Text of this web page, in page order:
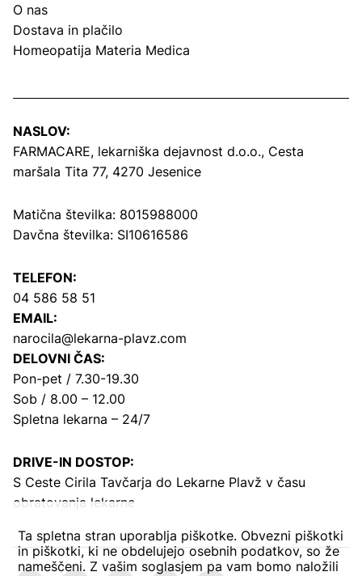
O nas
Dostava in plačilo
Homeopatija Materia Medica
NASLOV:
FARMACARE, lekarniška dejavnost d.o.o., Cesta
maršala Tita 77, 4270 Jesenice
Matična številka: 8015988000
Davčna številka: SI10616586
TELEFON:
04 586 58 51
EMAIL:
narocila@lekarna-plavz.com
DELOVNI ČAS:
Pon-pet / 7.30-19.30
Sob / 8.00 – 12.00
Spletna lekarna – 24/7
DRIVE-IN DOSTOP:
S Ceste Cirila Tavčarja do Lekarne Plavž v času
obratovanja lekarne
Ta spletna stran uporablja piškotke. Obvezni piškotki
in piškotki, ki ne obdelujejo osebnih podatkov, so že
nameščeni. Z vašim soglasjem pa vam bomo naložili